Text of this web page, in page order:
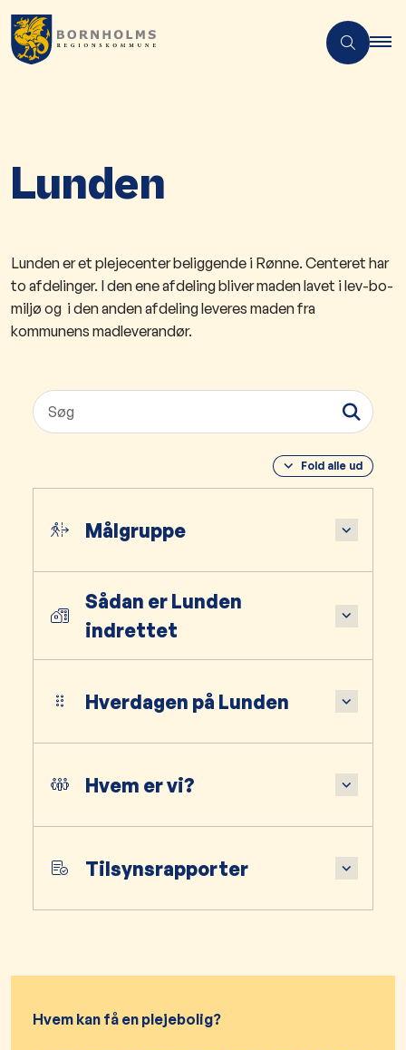
Lunden
Lunden er et plejecenter beliggende i Rønne. Centeret har
to afdelinger. I den ene afdeling bliver maden lavet i lev-bo-
miljø og i den anden afdeling leveres maden fra
kommunens madleverandør.
Fold alle ud
Målgruppe
Sådan er Lunden
indrettet
Hverdagen på Lunden
Hvem er vi?
Tilsynsrapporter
Hvem kan få en plejebolig?